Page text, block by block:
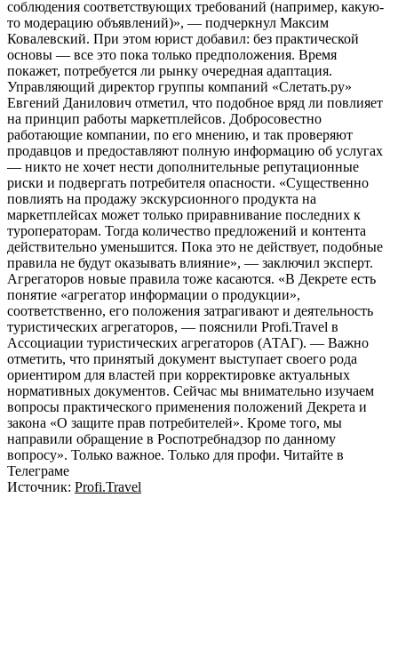
соблюдения соответствующих требований (например, какую-
то модерацию объявлений)», — подчеркнул Максим
Ковалевский. При этом юрист добавил: без практической
основы — все это пока только предположения. Время
покажет, потребуется ли рынку очередная адаптация.
Управляющий директор группы компаний «Слетать.ру»
Евгений Данилович отметил, что подобное вряд ли повлияет
на принцип работы маркетплейсов. Добросовестно
работающие компании, по его мнению, и так проверяют
продавцов и предоставляют полную информацию об услугах
— никто не хочет нести дополнительные репутационные
риски и подвергать потребителя опасности. «Существенно
повлиять на продажу экскурсионного продукта на
маркетплейсах может только приравнивание последних к
туроператорам. Тогда количество предложений и контента
действительно уменьшится. Пока это не действует, подобные
правила не будут оказывать влияние», — заключил эксперт.
Агрегаторов новые правила тоже касаются. «В Декрете есть
понятие «агрегатор информации о продукции»,
соответственно, его положения затрагивают и деятельность
туристических агрегаторов, — пояснили Profi.Travel в
Ассоциации туристических агрегаторов (АТАГ). — Важно
отметить, что принятый документ выступает своего рода
ориентиром для властей при корректировке актуальных
нормативных документов. Сейчас мы внимательно изучаем
вопросы практического применения положений Декрета и
закона «О защите прав потребителей». Кроме того, мы
направили обращение в Роспотребнадзор по данному
вопросу». Только важное. Только для профи.​ Читайте в
Телеграме
Источник: Profi.Travel